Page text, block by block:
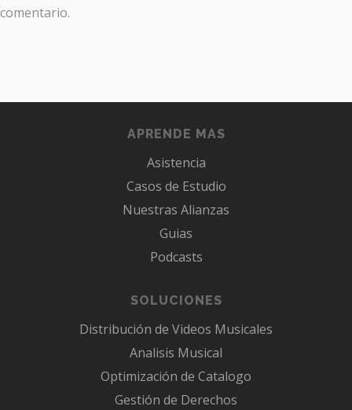
comentario.
APRENDE MAS
Asistencia
Casos de Estudio
Nuestras Alianzas
Guias
Podcasts
SOLUCIONES
Distribución de Videos Musicales
Analisis Musical
Optimización de Catalogo
Gestión de Derechos